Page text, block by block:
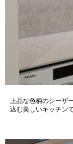
上品な色柄のシーザ
込む美しいキッチンで